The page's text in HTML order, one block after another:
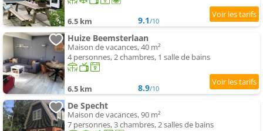
6.5 km 9.1/10
Huize Beemsterlaan
Maison de vacances, 40 m²
4 personnes, 2 chambres, 1 salle de bains
6.5 km 8.9/10
De Specht
Maison de vacances, 90 m²
7 personnes, 3 chambres, 2 salles de bains